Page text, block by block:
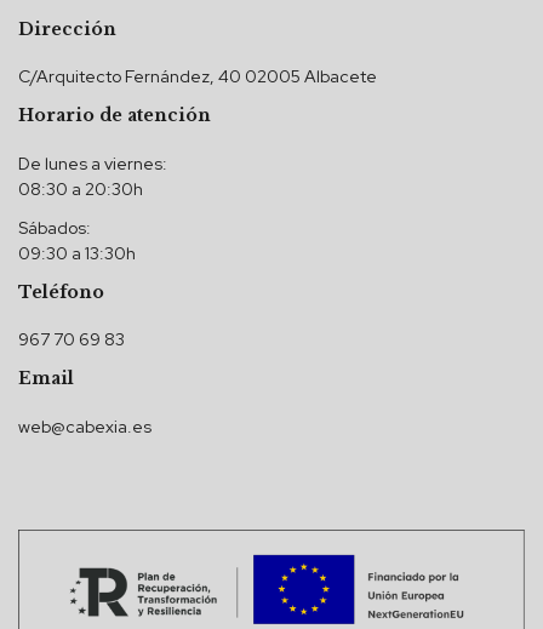
Dirección
C/Arquitecto Fernández, 40 02005 Albacete
Horario de atención
De lunes a viernes:
08:30 a 20:30h
Sábados:
09:30 a 13:30h
Teléfono
967 70 69 83
Email
web@cabexia.es